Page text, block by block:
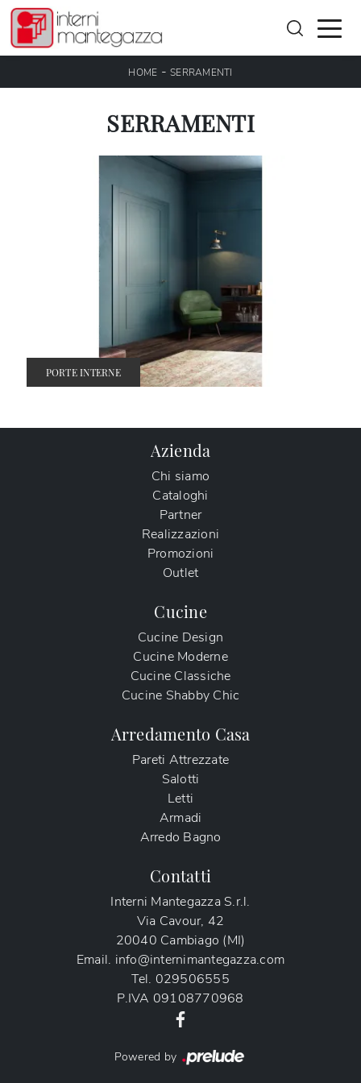
HOME -SERRAMENTI
SERRAMENTI
PORTE INTERNE
Azienda
Chi siamo
Cataloghi
Partner
Realizzazioni
Promozioni
Outlet
Cucine
Cucine Design
Cucine Moderne
Cucine Classiche
Cucine Shabby Chic
Arredamento Casa
Pareti Attrezzate
Salotti
Letti
Armadi
Arredo Bagno
Contatti
Interni Mantegazza S.r.l.
Via Cavour, 42
20040 Cambiago (MI)
Email. info@internimantegazza.com
Tel. 029506555
P.IVA 09108770968
Powered by